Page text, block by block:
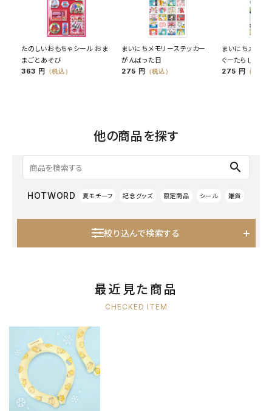
たのしいおもちゃシール おま
まごとあそび
363 円 （税込）
まいにちメモリーステッカー
がんばった日
275 円 （税込）
まいにちメモリ
ぐーたらした日
275 円 （税込）
他の商品を探す
search
HOTWORD 夏モチーフ 記念グッズ 限定商品 シール 雑貨
絞り込んで検索する
最近見た商品
CHECKED ITEM